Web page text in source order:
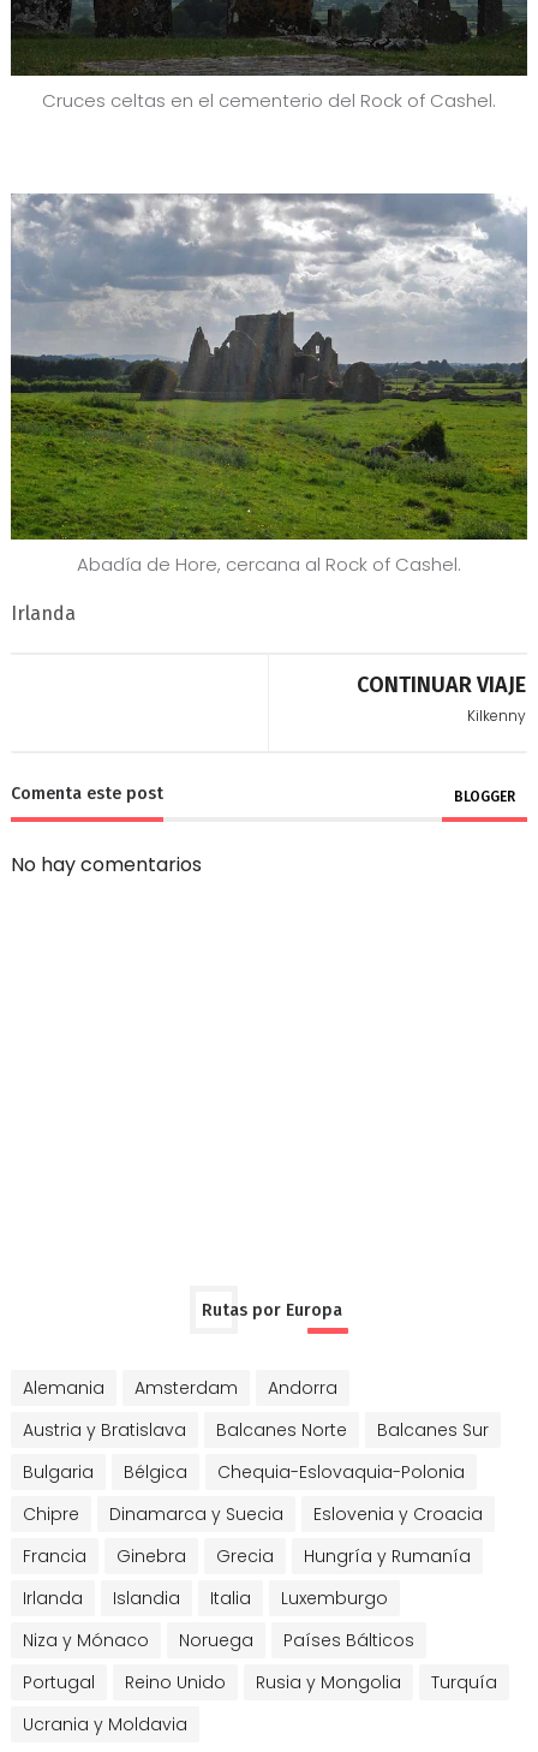
Cruces celtas en el cementerio del Rock of Cashel.
Abadía de Hore, cercana al Rock of Cashel.
Irlanda
CONTINUAR VIAJE
Kilkenny
Comenta este post BLOGGER
No hay comentarios
Rutas por Europa
Alemania Amsterdam
Andorra
Austria y Bratislava
Balcanes Norte
Balcanes Sur
Bulgaria
Bélgica
Chequia-Eslovaquia-Polonia
Chipre
Dinamarca y Suecia
Eslovenia y Croacia
Francia
Ginebra Grecia
Hungría y Rumanía
Irlanda
Islandia Italia
Luxemburgo
Niza y Mónaco
Noruega
Países Bálticos
Portugal
Reino Unido Rusia y Mongolia
Turquía
Ucrania y Moldavia